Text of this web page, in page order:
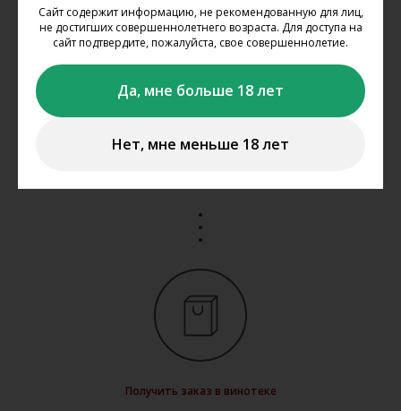
Сайт содержит информацию, не рекомендованную для лиц,
не достигших совершеннолетнего возраста. Для доступа на
сайт подтвердите, пожалуйста, свое совершеннолетие.
Да, мне больше 18 лет
Нет, мне меньше 18 лет
Оплатить свой заказ вы сможете наличными, банковской
Получить заказ в винотеке